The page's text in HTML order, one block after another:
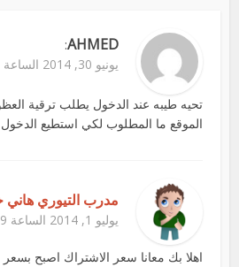
AHMED
:
يونيو 30, 2014 الساعة 7:19 م
تحيه طيبه عند الدخول يطلب ترقية
الموقع ما المطلوب لكي استطيع
مدرب التيوري هاني
يوليو 1, 2014 الساعة 11:09 ص